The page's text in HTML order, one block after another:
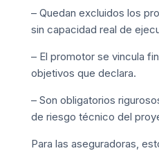
– Quedan excluidos los
sin capacidad real de
– El promotor se vincula
objetivos que declara.
– Son obligatorios
de riesgo técnico del
Para las aseguradoras,